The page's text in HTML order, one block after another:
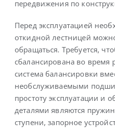
передвижения по
Перед эксплуатацией
откидной лестницей
обращаться. Требуется,
сбалансирована во время
система балансировки
необслуживаемыми
простоту эксплуатации
деталями являются
ступени, запорное